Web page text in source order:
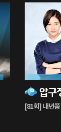
[81회] 내년
28%
재
생